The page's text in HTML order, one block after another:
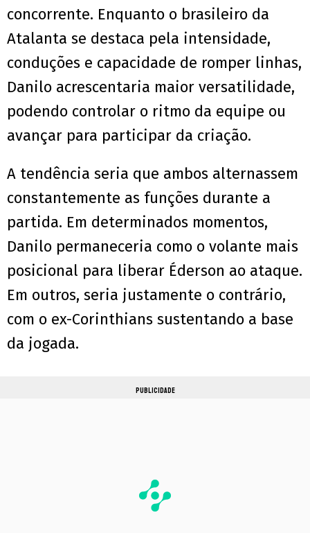
concorrente. Enquanto o brasileiro da
Atalanta se destaca pela intensidade,
conduções e capacidade de romper linhas,
Danilo acrescentaria maior versatilidade,
podendo controlar o ritmo da equipe ou
avançar para participar da criação.
A tendência seria que ambos alternassem
constantemente as funções durante a
partida. Em determinados momentos,
Danilo permaneceria como o volante mais
posicional para liberar Éderson ao ataque.
Em outros, seria justamente o contrário,
com o ex-Corinthians sustentando a base
da jogada.
PUBLICIDADE